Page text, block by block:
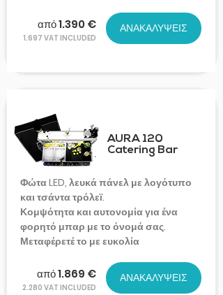
από 1.390 €
1.697 VAT INCLUDED
ΑΝΑΚΑΛΥΨΕΙΣ
AURA 120
Catering Bar
Φώτα LED, λευκά πάνελ με λογότυπο
και τσάντα τρόλεϊ.
Κομψότητα και αυτονομία για ένα
φορητό μπαρ με το όνομά σας.
Μεταφέρετέ το με ευκολία
από 1.869 €
2.280 VAT INCLUDED
ΑΝΑΚΑΛΥΨΕΙΣ